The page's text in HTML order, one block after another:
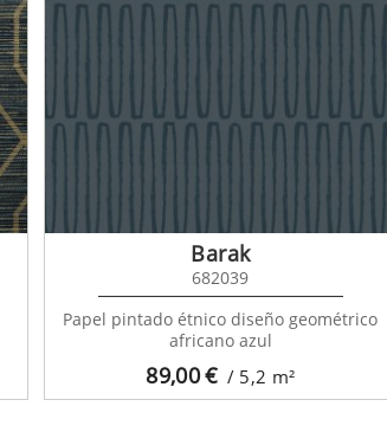
89,00€ / 5,2 m²
Barak
682039
Papel pintado étnico diseño geométrico
africano azul